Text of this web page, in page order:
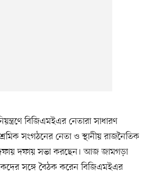
বিজিএমইএর নেতারা সাধারণ
সংগঠনের নেতা ও স্থানীয় রাজনৈতিক
দফায় দফায় সভা করছেন। আজ জামগড়া
সঙ্গে বৈঠক করেন বিজিএমইএর